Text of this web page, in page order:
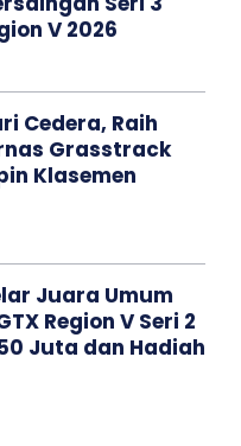
V 2026
Cedera, Raih
Grasstrack
Klasemen
Juara Umum
Region V Seri 2
Juta dan Hadiah